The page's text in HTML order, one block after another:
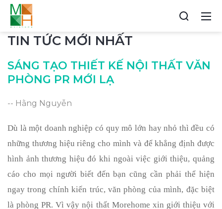
TIN TỨC MỚI NHẤT
SÁNG TẠO THIẾT KẾ NỘI THẤT VĂN
PHÒNG PR MỚI LẠ
-- Hằng Nguyễn
Dù là một doanh nghiệp có quy mô lớn hay nhỏ thì đều có
những thương hiệu riêng cho mình và để khẳng định được
hình ảnh thương hiệu đó khi ngoài việc giới thiệu, quảng
cáo cho mọi người biết đến bạn cũng cần phải thể hiện
ngay trong chính kiến trúc, văn phòng của mình, đặc biệt
là phòng PR. Vì vậy nội thất Morehome xin giới thiệu với